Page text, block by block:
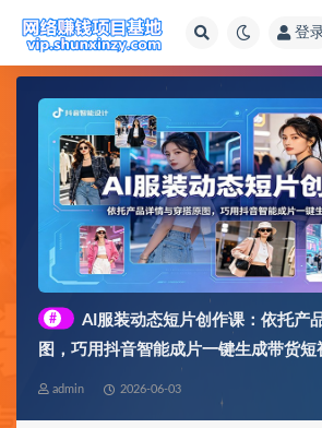
登
#
AI服装动态短片创作课：依托产
图，巧用抖音智能成片一键生成带货短
admin 2026-06-03